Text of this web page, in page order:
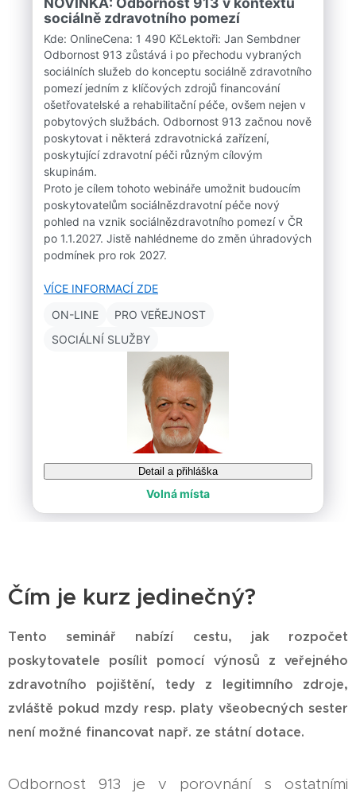
Čím je kurz jedinečný?
Tento seminář nabízí cestu, jak rozpočet
poskytovatele posílit pomocí výnosů z veřejného
zdravotního pojištění, tedy z legitimního zdroje,
zvláště pokud mzdy resp. platy všeobecných sester
není možné financovat např. ze státní dotace.
Odbornost 913 je v porovnání s ostatními